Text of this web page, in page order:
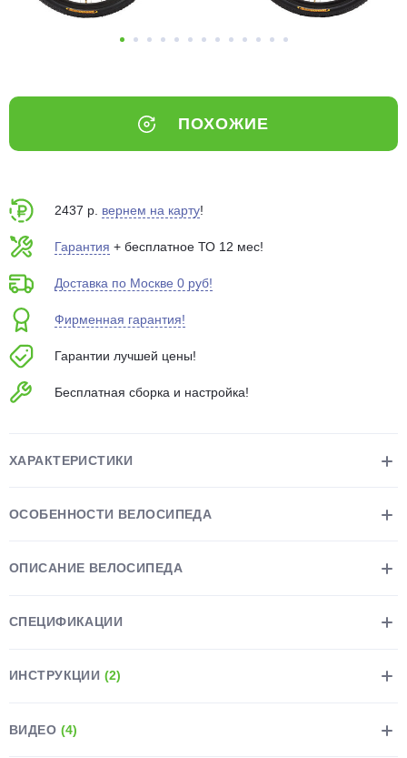
ПОХОЖИЕ
2437 р. вернем на карту!
Гарантия + бесплатное ТО 12 мес!
Доставка по Москве 0 руб!
Фирменная гарантия!
Гарантии лучшей цены!
Бесплатная сборка и настройка!
ХАРАКТЕРИСТИКИ
ОСОБЕННОСТИ ВЕЛОСИПЕДА
ОПИСАНИЕ ВЕЛОСИПЕДА
СПЕЦИФИКАЦИИ
ИНСТРУКЦИИ (2)
ВИДЕО (4)
25% картой любого банка
выбранный способом
Оставшиеся75% будут
Подробнее
Остались вопросы?